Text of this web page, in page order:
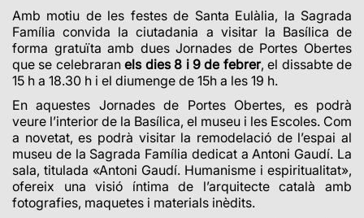
Amb motiu de les festes de Santa Eulàlia, la Sagrada
Família convida la ciutadania a visitar la Basílica de
forma gratuïta amb dues Jornades de Portes Obertes
que se celebraranels dies 8 i 9 de febrer, el dissabte de
15 h a 18.30 h i el diumenge de 15h a les 19 h.
En aquestes Jornades de Portes Obertes, es podrà
veure l’interior de la Basílica, el museu i les Escoles. Com
a novetat, es podrà visitar la remodelació de l’espai al
museu de la Sagrada Família dedicat a Antoni Gaudí. La
sala, titulada «Antoni Gaudí. Humanisme i espiritualitat»,
ofereix una visió íntima de l’arquitecte català amb
fotografies, maquetes i materials inèdits.